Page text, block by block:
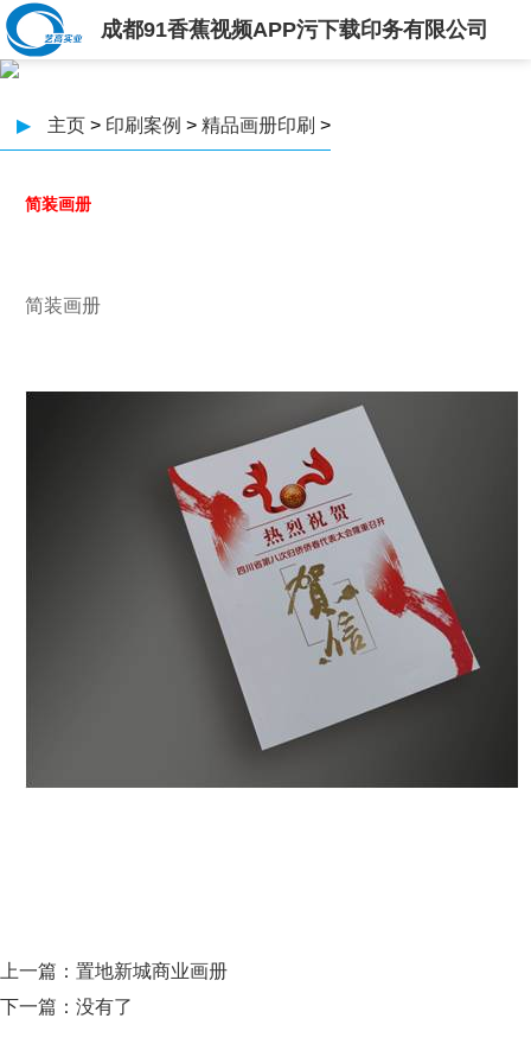
成都91香蕉视频APP污下载印务有限公司
▶ 主页 > 印刷案例 > 精品画册印刷 >
简装画册
简装画册
上一篇： 置地新城商业画册
下一篇：没有了